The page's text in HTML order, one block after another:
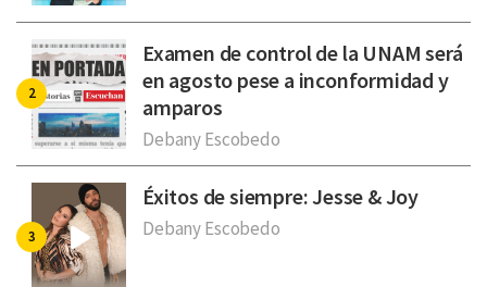
Examen de control de la UNAM será
en agosto pese a inconformidad y
amparos
Debany Escobedo
Éxitos de siempre: Jesse & Joy
Debany Escobedo